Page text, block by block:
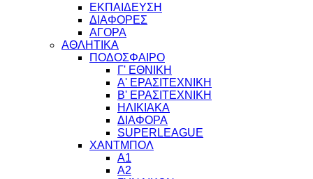
ΕΚΠΑΙΔΕΥΣΗ
ΔΙΑΦΟΡΕΣ
ΑΓΟΡΑ
ΑΘΛΗΤΙΚΑ
ΠΟΔΟΣΦΑΙΡΟ
Γ' ΕΘΝΙΚΗ
Α' ΕΡΑΣΙΤΕΧΝΙΚΗ
Β' ΕΡΑΣΙΤΕΧΝΙΚΗ
ΗΛΙΚΙΑΚΑ
ΔΙΑΦΟΡΑ
SUPERLEAGUE
ΧΑΝΤΜΠΟΛ
Α1
Α2